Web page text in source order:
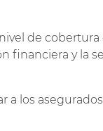
de
financiera y la
los